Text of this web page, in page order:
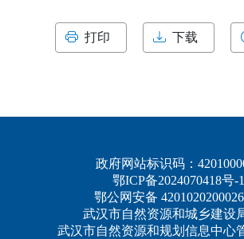
打印 下载
政府网站标识码：
鄂ICP备2024070418号-1
鄂公网安备
武汉市自然资源和城乡建设
武汉市自然资源和规划信息中心